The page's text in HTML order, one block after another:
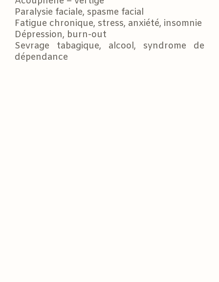
Paralysie faciale, spasme facial
Fatigue chronique, stress, anxiété, insomnie
Dépression, burn-out
Sevrage tabagique, alcool, syndrome de
dépendance